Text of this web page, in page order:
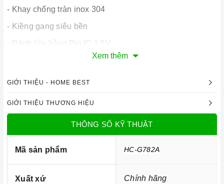
- Khay chống tràn inox 304
- Kiềng gang siêu bền
- Đánh lửa bằng Pin IC 1.5V
- Tính năng tiết kiệm gas
Kích thước
Homebest Care
Xem thêm
GIỚI THIỆU - HOME BEST
GIỚI THIỆU THƯƠNG HIỆU
THÔNG SỐ KỸ THUẬT
Mã sản phẩm HC-G782A
Xuất xứ Chính hãng